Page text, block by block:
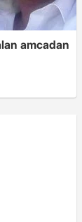
amcadan